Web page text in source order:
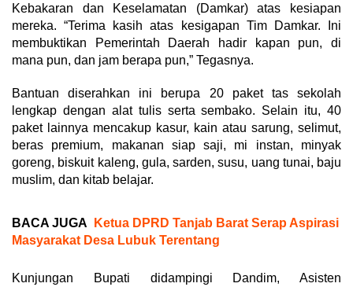
Kebakaran dan Keselamatan (Damkar) atas kesiapan
mereka. “Terima kasih atas kesigapan Tim Damkar. Ini
membuktikan Pemerintah Daerah hadir kapan pun, di
mana pun, dan jam berapa pun,” Tegasnya.
Bantuan diserahkan ini berupa 20 paket tas sekolah
lengkap dengan alat tulis serta sembako. Selain itu, 40
paket lainnya mencakup kasur, kain atau sarung, selimut,
beras premium, makanan siap saji, mi instan, minyak
goreng, biskuit kaleng, gula, sarden, susu, uang tunai, baju
muslim, dan kitab belajar.
BACA JUGA
Ketua DPRD Tanjab Barat Serap Aspirasi
Masyarakat Desa Lubuk Terentang
Kunjungan Bupati didampingi Dandim, Asisten